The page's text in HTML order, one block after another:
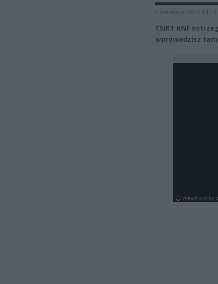
5 kwietnia 2023 14:14
CSIRT KNF
wprowadzisz